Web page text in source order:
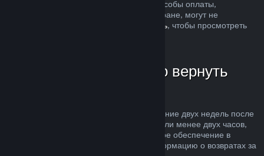
соответствующую сумму (некоторые способы оплаты,
доступные в магазине Steam в вашей стране, могут не
нажмите здесь, чтобы просмотреть
В каких случаях можно вернуть
Возможность осуществить возврат в течение двух недель после
покупки за продукты, в которых вы провели менее двух часов,
распространяется на игры и программное обеспечение в
магазине Steam. Далее вы найдете информацию о возвратах за